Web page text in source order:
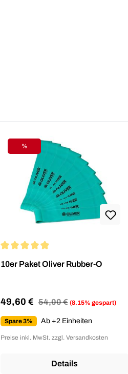
Rabatt
%
10er Paket Oliver Rubber-O
Verkaufspreis:
49,60 € Regulärer Preis:
54,00 € (8.15% gespart)
Spare 3% Ab +2 Einheiten
Preise inkl. MwSt. zzgl. Versandkosten
Details